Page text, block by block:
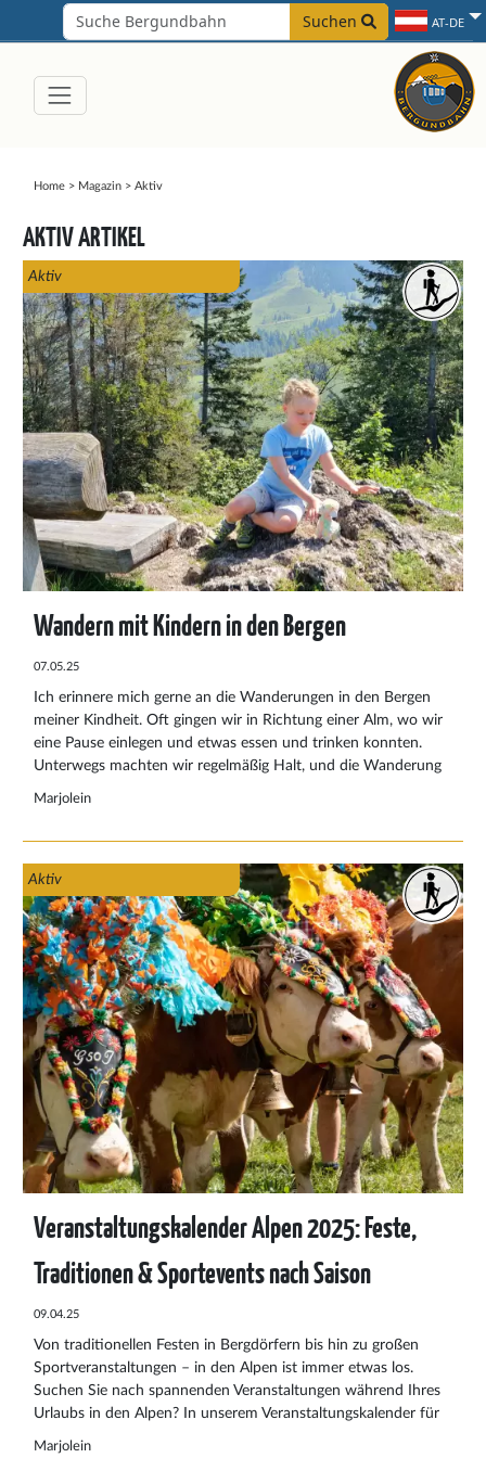
Suchen AT-DE
Home> Magazin> Aktiv
AKTIV ARTIKEL
Aktiv
Wandern mit Kindern in den Bergen
07.05.25
Ich erinnere mich gerne an die Wanderungen in den Bergen
meiner Kindheit. Oft gingen wir in Richtung einer Alm, wo wir
eine Pause einlegen und etwas essen und trinken konnten.
Unterwegs machten wir regelmäßig Halt, und die Wanderung
war es, wenn wir einen Bach überqueren mussten und ich
wie schnell wir an Höhe gewannen. Die Freude am Wandern
in den Bergen hat mich seither nie wieder losgelassen.Eine
Wanderung mit Kindern ist deshalb weit mehr als nur eine
sportliche Aktivität. Sie ist eine Entdeckungsreise voller
Staunen, Spaß und Naturerlebnis.
Marjolein
Aktiv
Veranstaltungskalender Alpen 2025: Feste,
Traditionen & Sportevents nach Saison
09.04.25
Von traditionellen Festen in Bergdörfern bis hin zu großen
Sportveranstaltungen – in den Alpen ist immer etwas los.
Suchen Sie nach spannenden Veranstaltungen während Ihres
Urlaubs in den Alpen? In unserem Veranstaltungskalender für
2025 finden Sie beliebte und auch weniger bekannte Events in
Marjolein